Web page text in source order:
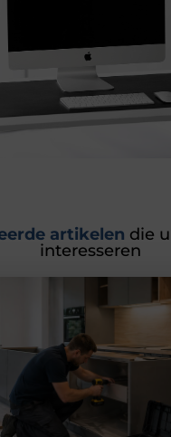
artikelen die
interesseren